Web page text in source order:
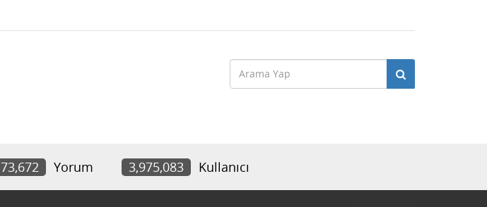
73,672 Yorum 3,975,083 Kullanıcı